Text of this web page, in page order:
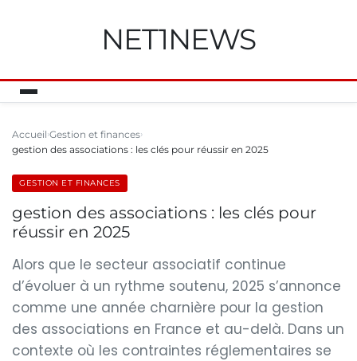
NET1NEWS
Accueil Gestion et finances
gestion des associations : les clés pour réussir en 2025
GESTION ET FINANCES
gestion des associations : les clés pour
réussir en 2025
Alors que le secteur associatif continue
d’évoluer à un rythme soutenu, 2025 s’annonce
comme une année charnière pour la gestion
des associations en France et au-delà. Dans un
contexte où les contraintes réglementaires se